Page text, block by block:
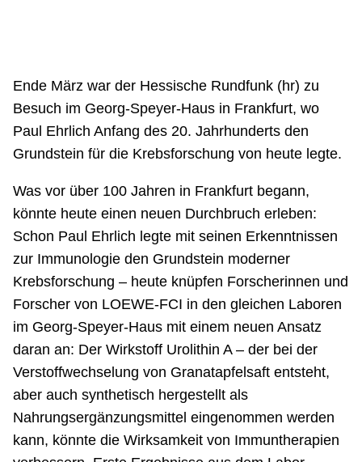
Ende März war der Hessische Rundfunk (hr) zu
Besuch im Georg-Speyer-Haus in Frankfurt, wo
Paul Ehrlich Anfang des 20. Jahrhunderts den
Grundstein für die Krebsforschung von heute legte.
Was vor über 100 Jahren in Frankfurt begann,
könnte heute einen neuen Durchbruch erleben:
Schon Paul Ehrlich legte mit seinen Erkenntnissen
zur Immunologie den Grundstein moderner
Krebsforschung – heute knüpfen Forscherinnen und
Forscher von LOEWE-FCI in den gleichen Laboren
im Georg-Speyer-Haus mit einem neuen Ansatz
daran an: Der Wirkstoff Urolithin A – der bei der
Verstoffwechselung von Granatapfelsaft entsteht,
aber auch synthetisch hergestellt als
Nahrungsergänzungsmittel eingenommen werden
kann, könnte die Wirksamkeit von Immuntherapien